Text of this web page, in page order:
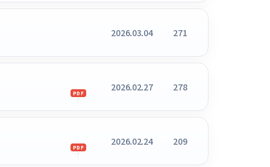
2026.03.04 271
PDF
2026.02.27 278
PDF
2026.02.24 209